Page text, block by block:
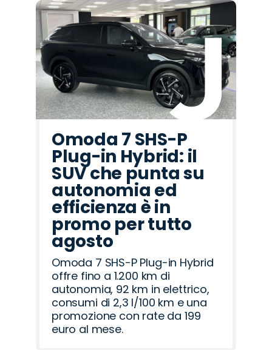
Omoda 7 SHS-P
Plug-in Hybrid: il
SUV che punta su
autonomia ed
efficienza è in
promo per tutto
agosto
Omoda 7 SHS-P Plug-in Hybrid
offre fino a 1.200 km di
autonomia, 92 km in elettrico,
consumi di 2,3 l/100 km e una
promozione con rate da 199
euro al mese.